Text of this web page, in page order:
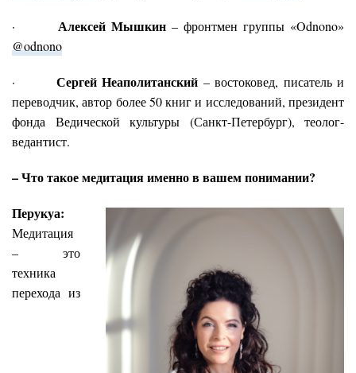
· Алексей Мышкин – фронтмен группы «Odnono»
@odnono
· Сергей Неаполитанский – востоковед, писатель и
переводчик, автор более 50 книг и исследований, президент
фонда Ведической культуры (Санкт-Петербург), теолог-
ведантист.
– Что такое медитация именно в вашем понимании?
Перукуа:
Медитация
– это
техника
перехода из